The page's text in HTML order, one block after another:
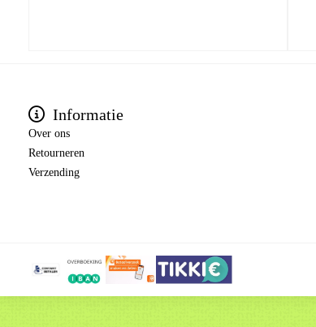
Informatie
Over ons
Retourneren
Verzending